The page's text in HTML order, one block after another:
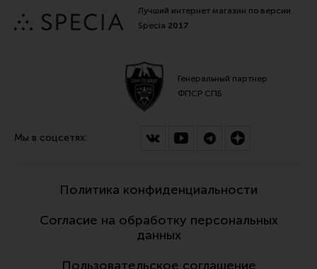
Лучший интернет магазин по версии
Specia 2017
Генеральный партнер
ФПСР СПБ
Мы в соцсетях:
Политика конфиденциальности
Согласие на обработку персональных
данных
Пользовательское соглашение